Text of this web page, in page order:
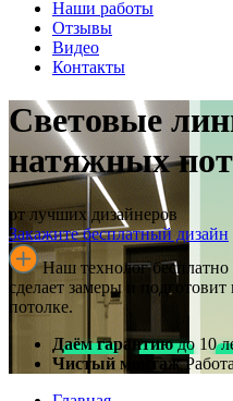
Наши работы
Отзывы
Видео
Контакты
Световые
натяжных
от лучших дизайнеров
Закажите бесплатный дизайн
Наш технолог бесплатно
сделает замеры и
потолке.
Даём гарантиюдо 10
Чистый монтаж